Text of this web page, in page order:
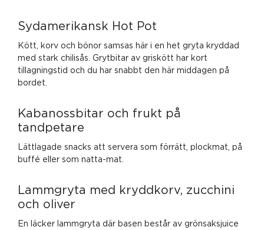
Sydamerikansk Hot Pot
Kött, korv och bönor samsas här i en het gryta kryddad
med stark chilisås. Grytbitar av griskött har kort
tillagningstid och du har snabbt den här middagen på
bordet.
Kabanossbitar och frukt på
tandpetare
Lättlagade snacks att servera som förrätt, plockmat, på
buffé eller som natta-mat.
Lammgryta med kryddkorv, zucchini
och oliver
En läcker lammgryta där basen består av grönsaksjuice